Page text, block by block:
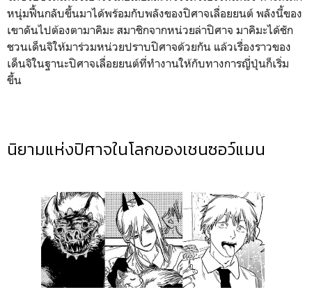
หนุ่มฟื้นกลับขึ้นมาได้พร้อมกับพลังของปิศาจเลื่อยยนต์ พลังนี้ของ
เขาดันไปต้องตามาคิมะ สมาชิกจากหน่วยล่าปิศาจ มาคิมะได้ชัก
ชวนเด็นจิให้มาร่วมหน่วยปราบปิศาจด้วยกัน แล้วเรื่องราวของ
เด็นจิในฐานะปิศาจเลื่อยยนต์ที่ทำงานให้กับทางการญี่ปุ่นก็เริ่ม
ขึ้น
นิยามแห่งปิศาจในโลกของเชนซอว์แมน